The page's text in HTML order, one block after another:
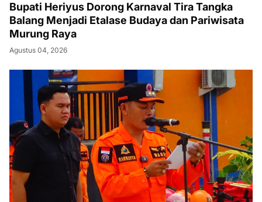
Bupati Heriyus Dorong Karnaval Tira Tangka
Balang Menjadi Etalase Budaya dan Pariwisata
Murung Raya
Agustus 04, 2026